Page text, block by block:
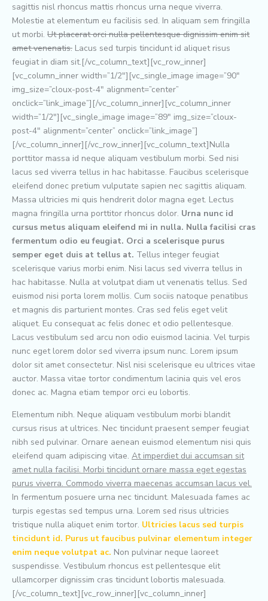
sagittis nisl rhoncus mattis rhoncus urna neque viverra.
Molestie at elementum eu facilisis sed. In aliquam sem fringilla
ut morbi. Ut placerat orci nulla pellentesque dignissim enim sit
amet venenatis. Lacus sed turpis tincidunt id aliquet risus
feugiat in diam sit.[/vc_column_text][vc_row_inner]
[vc_column_inner width=”1/2″][vc_single_image image=”90″
img_size=”cloux-post-4″ alignment=”center”
onclick=”link_image”][/vc_column_inner][vc_column_inner
width=”1/2″][vc_single_image image=”89″ img_size=”cloux-
post-4″ alignment=”center” onclick=”link_image”]
[/vc_column_inner][/vc_row_inner][vc_column_text]Nulla
porttitor massa id neque aliquam vestibulum morbi. Sed nisi
lacus sed viverra tellus in hac habitasse. Faucibus scelerisque
eleifend donec pretium vulputate sapien nec sagittis aliquam.
Massa ultricies mi quis hendrerit dolor magna eget. Lectus
magna fringilla urna porttitor rhoncus dolor. Urna nunc id
cursus metus aliquam eleifend mi in nulla. Nulla facilisi cras
fermentum odio eu feugiat. Orci a scelerisque purus
semper eget duis at tellus at. Tellus integer feugiat
scelerisque varius morbi enim. Nisi lacus sed viverra tellus in
hac habitasse. Nulla at volutpat diam ut venenatis tellus. Sed
euismod nisi porta lorem mollis. Cum sociis natoque penatibus
et magnis dis parturient montes. Cras sed felis eget velit
aliquet. Eu consequat ac felis donec et odio pellentesque.
Lacus vestibulum sed arcu non odio euismod lacinia. Vel turpis
nunc eget lorem dolor sed viverra ipsum nunc. Lorem ipsum
dolor sit amet consectetur. Nisl nisi scelerisque eu ultrices vitae
auctor. Massa vitae tortor condimentum lacinia quis vel eros
donec ac. Magna etiam tempor orci eu lobortis.
Elementum nibh. Neque aliquam vestibulum morbi blandit
cursus risus at ultrices. Nec tincidunt praesent semper feugiat
nibh sed pulvinar. Ornare aenean euismod elementum nisi quis
eleifend quam adipiscing vitae. At imperdiet dui accumsan sit
amet nulla facilisi. Morbi tincidunt ornare massa eget egestas
purus viverra. Commodo viverra maecenas accumsan lacus vel.
In fermentum posuere urna nec tincidunt. Malesuada fames ac
turpis egestas sed tempus urna. Lorem sed risus ultricies
tristique nulla aliquet enim tortor. Ultricies lacus sed turpis
tincidunt id. Purus ut faucibus pulvinar elementum integer
enim neque volutpat ac. Non pulvinar neque laoreet
suspendisse. Vestibulum rhoncus est pellentesque elit
ullamcorper dignissim cras tincidunt lobortis malesuada.
[/vc_column_text][vc_row_inner][vc_column_inner]